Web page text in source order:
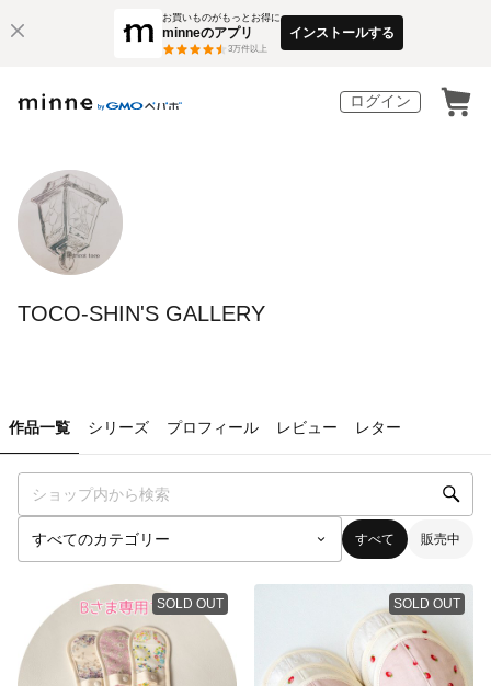
お買いものがもっとお得に
minneのアプリ
3万件以上
インストールする
ログイン
TOCO-SHIN'S GALLERY
作品一覧 シリーズ プロフィール レビュー レター
すべて 販売中
SOLD OUT SOLD OUT